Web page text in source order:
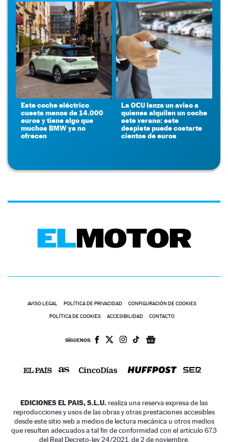
Este coche eléctrico
cuesta menos de 14.000
euros y tiene algo que
muchos BMW ya no
ofrecen
La OCU lanza un aviso a
quienes alquilen un coche
este verano: este
despiste puede costarte
cientos de euros
AVISO LEGAL POLÍTICA DE PRIVACIDAD CONFIGURACIÓN DE COOKIES
POLÍTICA DE COOKIES ACCESIBILIDAD CONTACTO
SÍGUENOS:
EDICIONES EL PAIS, S.L.U. realiza una reserva expresa de las
reproducciones y usos de las obras y otras prestaciones accesibles
desde este sitio web a medios de lectura mecánica u otros medios
que resulten adecuados a tal fin de conformidad con el artículo 67.3
del Real Decreto-ley 24/2021, de 2 de noviembre.